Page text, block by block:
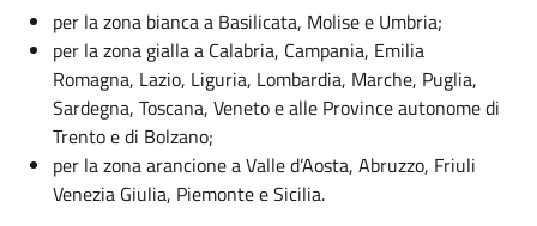
per la zona bianca a Basilicata, Molise e Umbria;
per la zona gialla a Calabria, Campania, Emilia
Romagna, Lazio, Liguria, Lombardia, Marche, Puglia,
Sardegna, Toscana, Veneto e alle Province autonome di
Trento e di Bolzano;
per la zona arancione a Valle d’Aosta, Abruzzo, Friuli
Venezia Giulia, Piemonte e Sicilia.